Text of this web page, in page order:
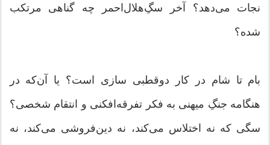
نجات می‌دهد؟ آخر سگِ‌هلال‌احمر چه گناهی مرتکب
شده؟
بام تا شام در کار دوقطبی سازی است؟ یا آن‌که در
هنگامه جنگِ میهنی به فکر تفرقه‌افکنی و انتقام شخصی؟
سگی که نه اختلاس می‌کند، نه دین‌فروشی می‌کند، نه